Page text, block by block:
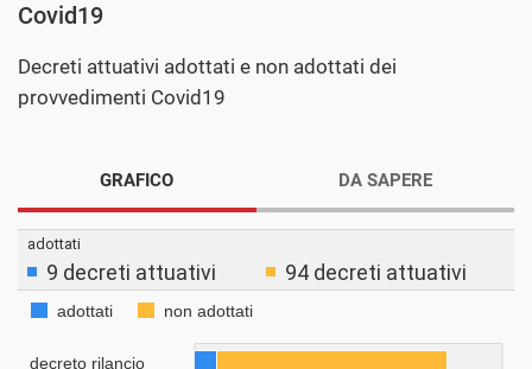
Covid19
Decreti attuativi adottati e non adottati dei
provvedimenti Covid19
GRAFICO DA SAPERE